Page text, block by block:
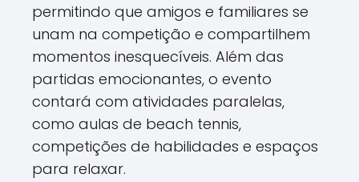
permitindo que amigos e familiares se
unam na competição e compartilhem
momentos inesquecíveis. Além das
partidas emocionantes, o evento
contará com atividades paralelas,
como aulas de beach tennis,
competições de habilidades e espaços
para relaxar.